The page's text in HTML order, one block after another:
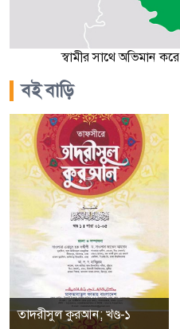
স্বামীর সাথে অভিমান
বই বাড়ি
তাদরীসুল কুরআন; খণ্ড-১